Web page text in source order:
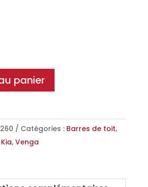
panier
Catégories : Barres de toit,
Kia, Venga